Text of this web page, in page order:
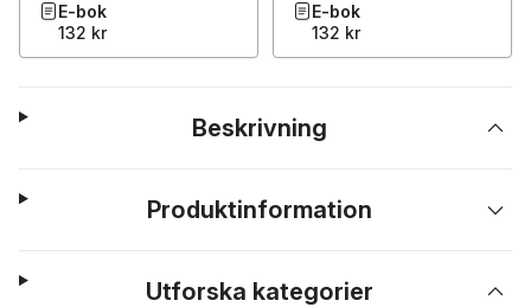
E-bok
132 kr
E-bok
132 kr
Beskrivning
Produktinformation
Utforska kategorier